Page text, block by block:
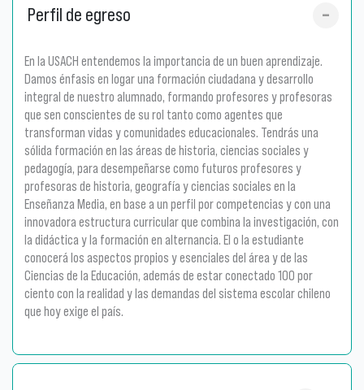
Perfil de egreso
En la USACH entendemos la importancia de un buen aprendizaje.
Damos énfasis en logar una formación ciudadana y desarrollo
integral de nuestro alumnado, formando profesores y profesoras
que sen conscientes de su rol tanto como agentes que
transforman vidas y comunidades educacionales. Tendrás una
sólida formación en las áreas de historia, ciencias sociales y
pedagogía, para desempeñarse como futuros profesores y
profesoras de historia, geografía y ciencias sociales en la
Enseñanza Media, en base a un perfil por competencias y con una
innovadora estructura curricular que combina la investigación, con
la didáctica y la formación en alternancia. El o la estudiante
conocerá los aspectos propios y esenciales del área y de las
Ciencias de la Educación, además de estar conectado 100 por
ciento con la realidad y las demandas del sistema escolar chileno
que hoy exige el país.